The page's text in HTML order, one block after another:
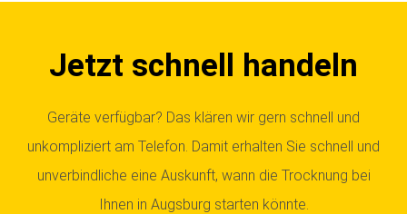
Jetzt schnell handeln
Geräte verfügbar? Das klären wir gern schnell und
unkompliziert am Telefon. Damit erhalten Sie schnell und
unverbindliche eine Auskunft, wann die Trocknung bei
Ihnen in Augsburg starten könnte.